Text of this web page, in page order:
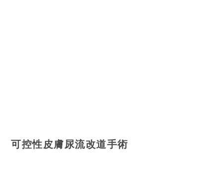
可控性皮膚尿流改道手術